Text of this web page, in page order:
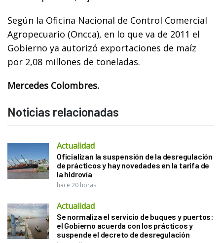
Según la Oficina Nacional de Control Comercial
Agropecuario (Oncca), en lo que va de 2011 el
Gobierno ya autorizó exportaciones de maíz
por 2,08 millones de toneladas.
Mercedes Colombres.
Noticias relacionadas
Actualidad
Oficializan la suspensión de la desregulación
de prácticos y hay novedades en la tarifa de
la hidrovía
hace 20 horas
Actualidad
Se normaliza el servicio de buques y puertos:
el Gobierno acuerda con los prácticos y
suspende el decreto de desregulación